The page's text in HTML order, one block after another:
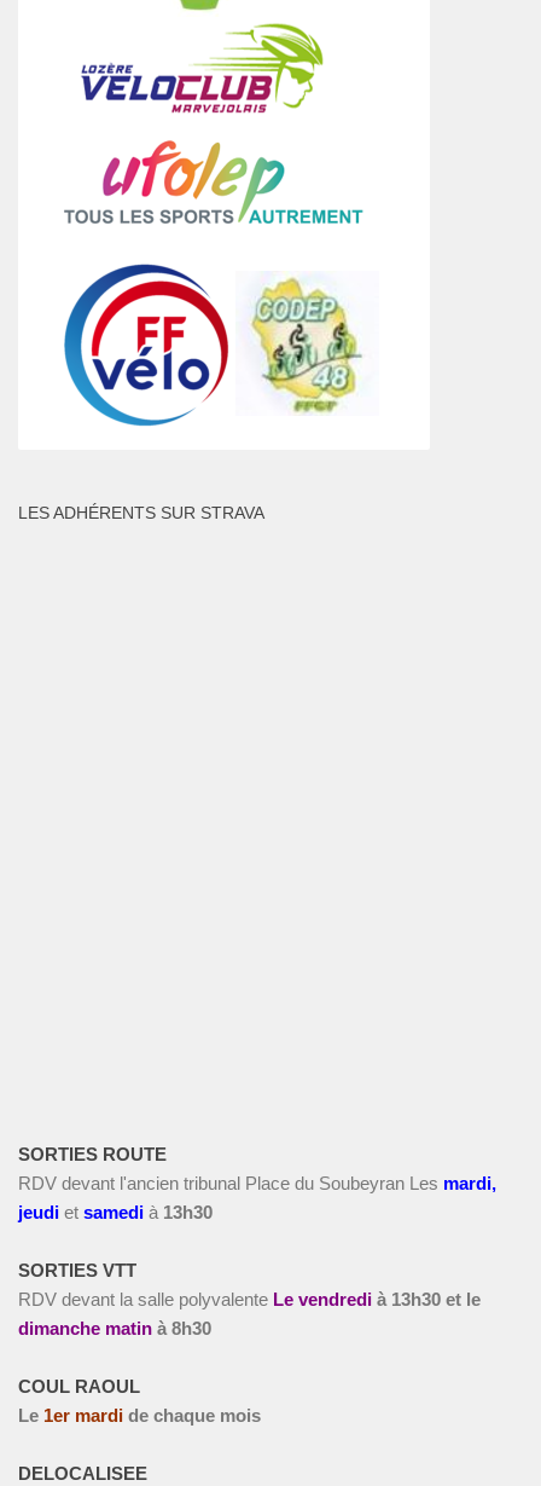
LES ADHÉRENTS SUR STRAVA
SORTIES ROUTE
RDV devant l'ancien tribunal Place du Soubeyran Les mardi,
jeudi et samedi à 13h30
SORTIES VTT
RDV devant la salle polyvalente Le vendredi à 13h30 et le
dimanche matin à 8h30
COUL RAOUL
Le 1er mardi de chaque mois
DELOCALISEE